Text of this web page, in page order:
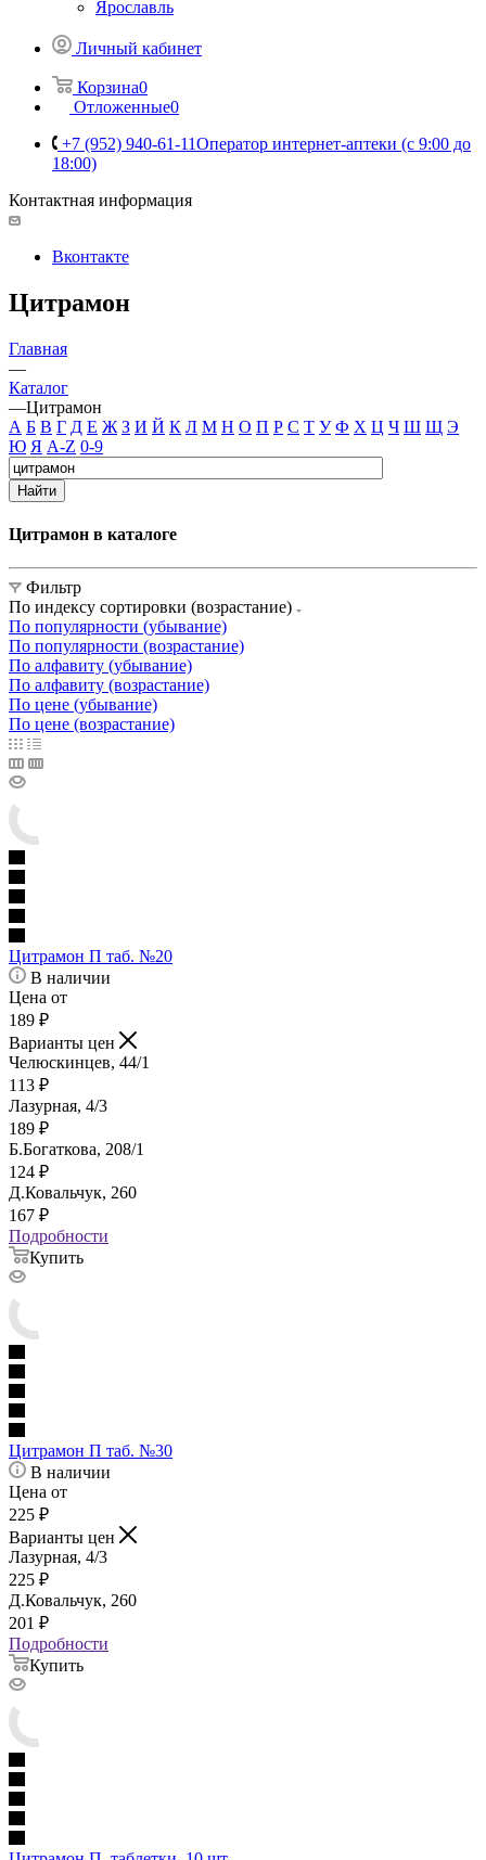
Ярославль
Личный кабинет
Корзина0
Отложенные0
+7 (952) 940-61-11Оператор интернет-аптеки (с 9:00 до
18:00)
Контактная информация
Вконтакте
Цитрамон
Главная
—
Каталог
—Цитрамон
А Б В Г Д Е Ж З И Й К Л М Н О П Р С Т У Ф Х Ц Ч Ш Щ Э
Ю Я A-Z 0-9
Найти
Цитрамон в каталоге
Фильтр
По индексу сортировки (возрастание)
По популярности (убывание)
По популярности (возрастание)
По алфавиту (убывание)
По алфавиту (возрастание)
По цене (убывание)
По цене (возрастание)
Цитрамон П таб. №20
В наличии
Цена от
189 ₽
Варианты цен
Челюскинцев, 44/1
113 ₽
Лазурная, 4/3
189 ₽
Б.Богаткова, 208/1
124 ₽
Д.Ковальчук, 260
167 ₽
Подробности
Купить
Цитрамон П таб. №30
В наличии
Цена от
225 ₽
Варианты цен
Лазурная, 4/3
225 ₽
Д.Ковальчук, 260
201 ₽
Подробности
Купить